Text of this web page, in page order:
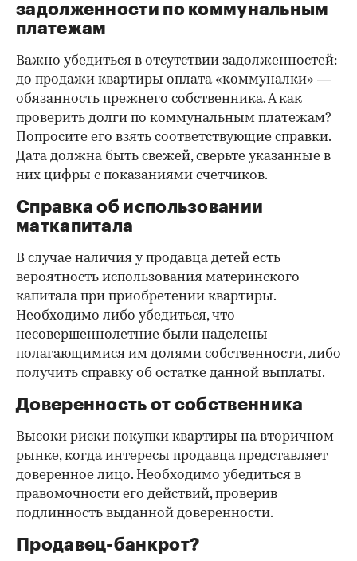
задолженности по коммунальным
платежам
Важно убедиться в отсутствии задолженностей:
до продажи квартиры оплата «коммуналки» —
обязанность прежнего собственника. А как
проверить долги по коммунальным платежам?
Попросите его взять соответствующие справки.
Дата должна быть свежей, сверьте указанные в
них цифры с показаниями счетчиков.
Справка об использовании
маткапитала
В случае наличия у продавца детей есть
вероятность использования материнского
капитала при приобретении квартиры.
Необходимо либо убедиться, что
несовершеннолетние были наделены
полагающимися им долями собственности, либо
получить справку об остатке данной выплаты.
Доверенность от собственника
Высоки риски покупки квартиры на вторичном
рынке, когда интересы продавца представляет
доверенное лицо. Необходимо убедиться в
правомочности его действий, проверив
подлинность выданной доверенности.
Продавец-банкрот?